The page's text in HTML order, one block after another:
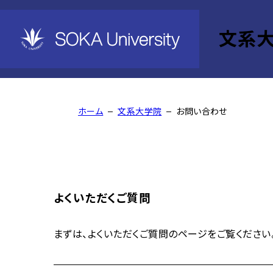
文系
お問い合わせ
ホーム 文系大学院 お問い合わせ
よくいただくご質問
まずは、よくいただくご質問のページをご覧ください